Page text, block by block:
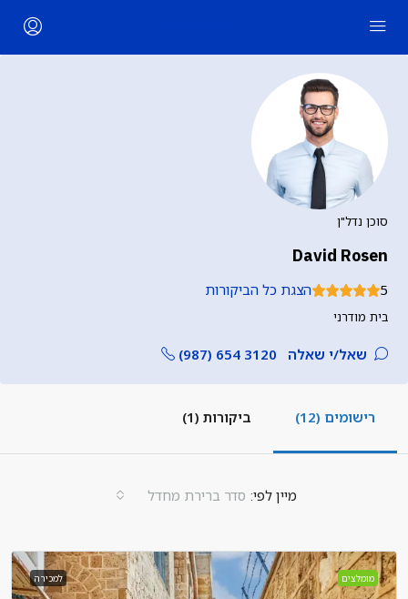
סוכן נדל"ן
David Rosen
5 הצגת כל הביקורות
בית מודרני
שאל/י שאלה (987) 654 3120
רישומים (12) ביקורות (1)
מיין לפי: סדר ברירת מחדל
מומלצים למכירה